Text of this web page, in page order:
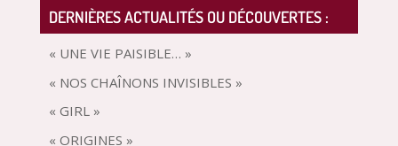
DERNIÈRES ACTUALITÉS OU DÉCOUVERTES :
« UNE VIE PAISIBLE… »
« NOS CHAÎNONS INVISIBLES »
« GIRL »
« ORIGINES »